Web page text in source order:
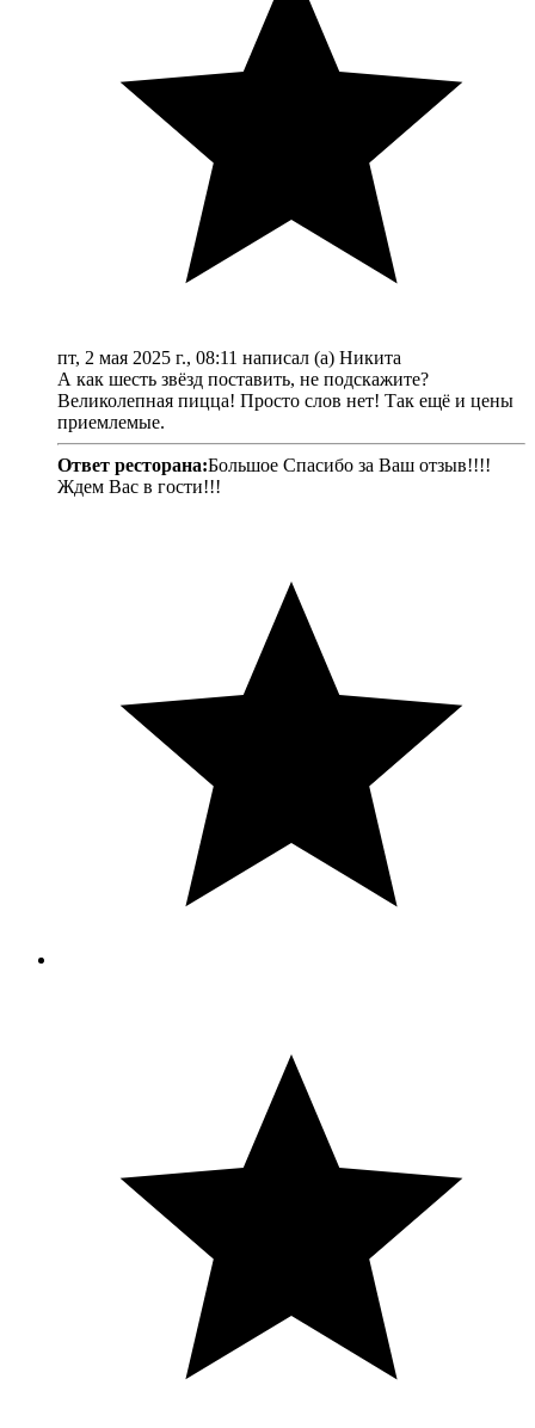
пт, 2 мая 2025 г., 08:11 написал (а) Никита
А как шесть звёзд поставить, не подскажите?
Великолепная пицца! Просто слов нет! Так ещё и цены
приемлемые.
Ответ ресторана:Большое Спасибо за Ваш отзыв!!!!
Ждем Вас в гости!!!